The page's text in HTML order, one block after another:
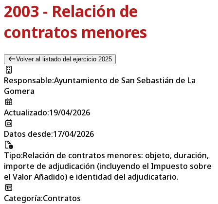
2003 - Relación de
contratos menores
Volver al listado del ejercicio 2025
Responsable:Ayuntamiento de San Sebastián de La
Gomera
Actualizado:19/04/2026
Datos desde:17/04/2026
Tipo:Relación de contratos menores: objeto, duración,
importe de adjudicación (incluyendo el Impuesto sobre
el Valor Añadido) e identidad del adjudicatario.
Categoría:Contratos